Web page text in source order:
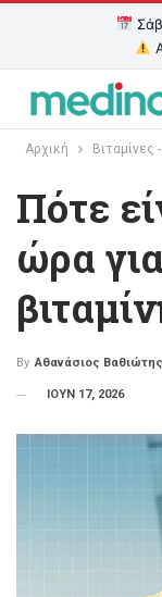
Αρχική Βιταμίνες
Πότε
ώρα
By Αθανάσιος Βαθιώτης
ΙΟΥΝ 17, 2026